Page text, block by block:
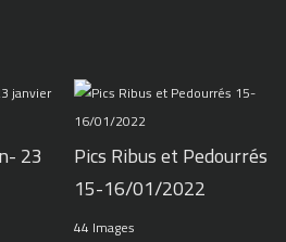
23
Pics Ribus et Pedourrés
15-16/01/2022
44 Images